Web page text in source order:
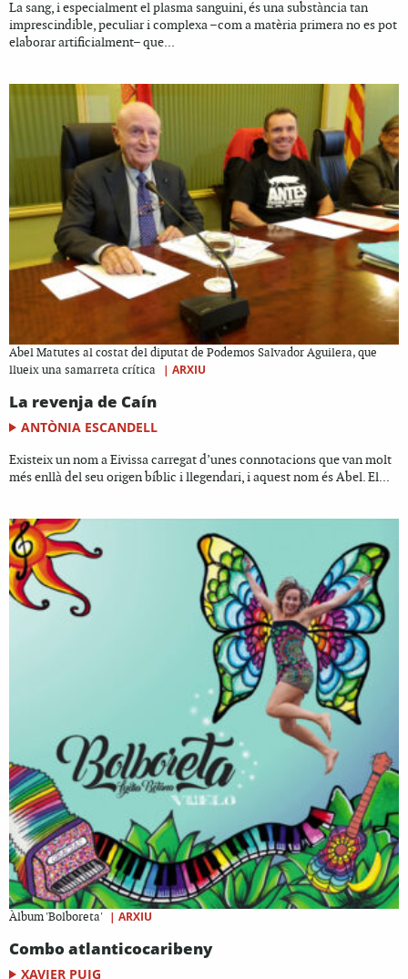
La sang, i especialment el plasma sanguini, és una substància tan
imprescindible, peculiar i complexa –com a matèria primera no es pot
elaborar artificialment– que...
Abel Matutes al costat del diputat de Podemos Salvador Aguilera, que
llueix una samarreta crítica
| ARXIU
La revenja de Caín
ANTÒNIA ESCANDELL
Existeix un nom a Eivissa carregat d’unes connotacions que van molt
més enllà del seu origen bíblic i llegendari, i aquest nom és Abel. El...
Àlbum 'Bolboreta' | ARXIU
Combo atlanticocaribeny
XAVIER PUIG